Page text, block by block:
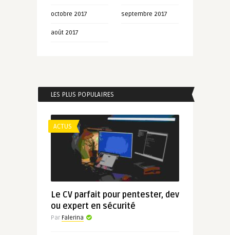
octobre 2017 septembre 2017
août 2017
LES PLUS POPULAIRES
ACTUS
Le CV parfait pour pentester, dev
ou expert en sécurité
Par Falerina